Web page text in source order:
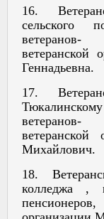
16.
сельского
ветеранов-
ветеранской
Геннадьевна.
17.
ветеранов-
Михайлович.
18.
колледжа ,